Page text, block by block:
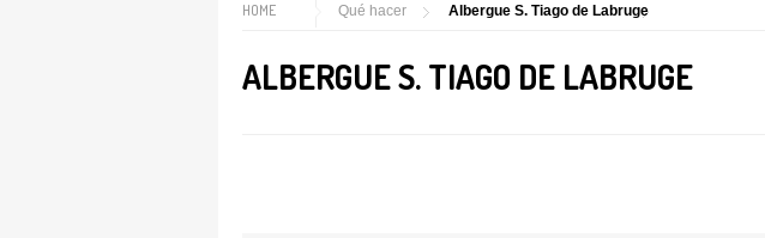
HOME Qué hacer Albergue S. Tiago de Labruge
ALBERGUE S. TIAGO DE LABRUGE